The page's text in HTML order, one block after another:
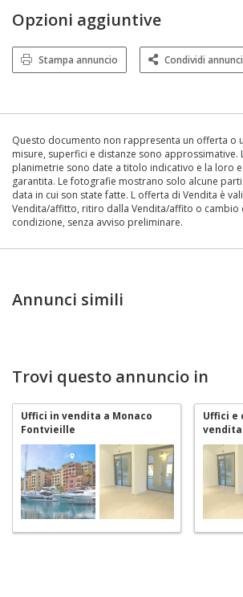
Opzioni aggiuntive
Stampa annuncio Condividi
Questo documento non rappresenta un offerta o
misure, superfici e distanze sono approssimative.
planimetrie sono date a titolo indicativo e la loro
garantita. Le fotografie mostrano solo alcune
data in cui son state fatte. L offerta di Vendita è
Vendita/affitto, ritiro dalla Vendita/affito o cambio
condizione, senza avviso preliminare.
Annunci simili
Trovi questo annuncio in
Uffici in vendita a Monaco
Fontvieille
Uffici e
vendita